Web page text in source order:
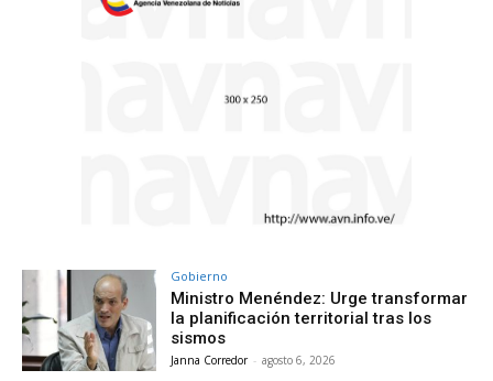
Gobierno
Ministro Menéndez: Urge transformar
la planificación territorial tras los
sismos
Janna Corredor - agosto 6, 2026